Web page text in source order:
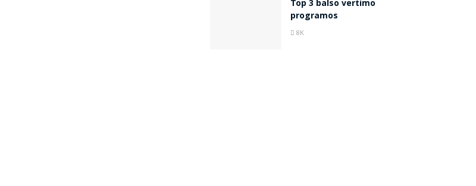
Top 3 balso vertimo
programos
8K